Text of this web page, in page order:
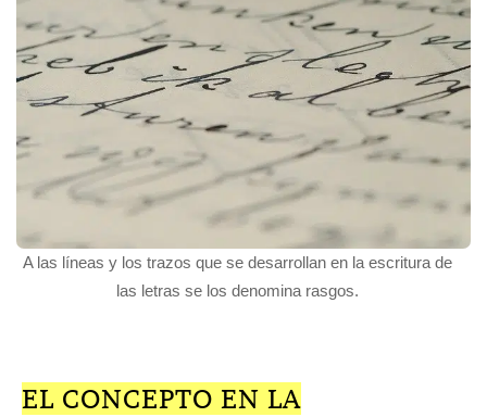
A las líneas y los trazos que se desarrollan en la escritura de
las letras se los denomina rasgos.
EL CONCEPTO EN LA